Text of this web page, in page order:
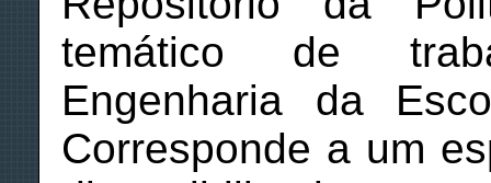
temático de
Engenharia da
Corresponde a um